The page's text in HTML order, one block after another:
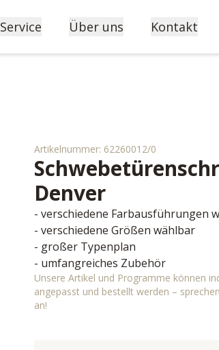
Service Über uns Kontakt
Artikelnummer: 62260012/0
Denver
- verschiedene Farbausführungen
- verschiedene Größen wählbar
- großer Typenplan
- umfangreiches Zubehör
Unsere Artikel und Programme können
angepasst und bestellt werden –
an!